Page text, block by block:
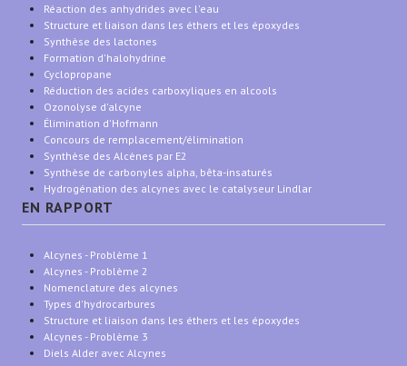
Réaction des anhydrides avec l'eau
Structure et liaison dans les éthers et les époxydes
Synthèse des lactones
Formation d'halohydrine
Cyclopropane
Réduction des acides carboxyliques en alcools
Ozonolyse d'alcyne
Élimination d'Hofmann
Concours de remplacement/élimination
Synthèse des Alcènes par E2
Synthèse de carbonyles alpha, bêta-insaturés
Hydrogénation des alcynes avec le catalyseur Lindlar
EN RAPPORT
Alcynes - Problème 1
Alcynes - Problème 2
Nomenclature des alcynes
Types d'hydrocarbures
Structure et liaison dans les éthers et les époxydes
Alcynes - Problème 3
Diels Alder avec Alcynes